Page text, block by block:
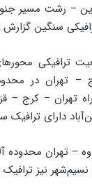
– رشت مسیر
سنگین
ترافیکی
– تهران در
تهران – کرج –
دارای
– تهران محدوده
نیز